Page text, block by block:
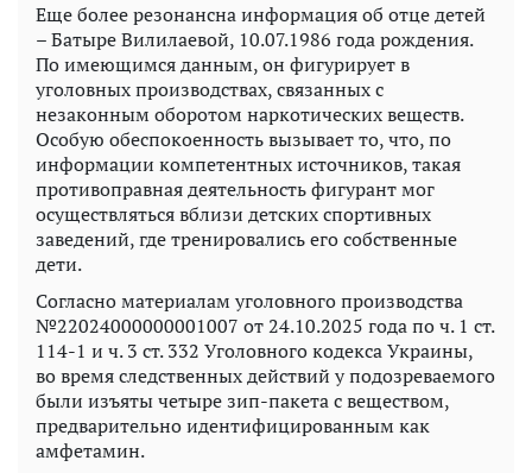
Еще более резонансна информация об отце детей
– Батыре Вилилаевой, 10.07.1986 года рождения.
По имеющимся данным, он фигурирует в
уголовных производствах, связанных с
незаконным оборотом наркотических веществ.
Особую обеспокоенность вызывает то, что, по
информации компетентных источников, такая
противоправная деятельность фигурант мог
осуществляться вблизи детских спортивных
заведений, где тренировались его собственные
дети.
Согласно материалам уголовного производства
№22024000000001007 от 24.10.2025 года по ч. 1 ст.
114-1 и ч. 3 ст. 332 Уголовного кодекса Украины,
во время следственных действий у подозреваемого
были изъяты четыре зип-пакета с веществом,
предварительно идентифицированным как
амфетамин.